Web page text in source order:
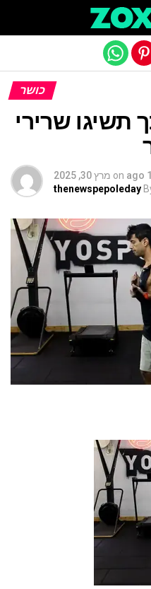
כושר
תשיגו שרירי
on מרץ 30, 2025
thenewspepoleday
Exit